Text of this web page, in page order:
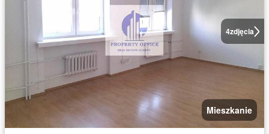
4zdjęcia
Mieszkanie